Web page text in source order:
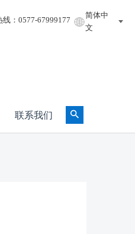
线：0577-67999177
简体中
文
联系我们